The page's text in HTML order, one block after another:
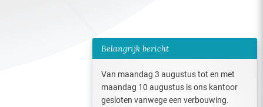
Belangrijk bericht
Van maandag 3 augustus tot en met
maandag 10 augustus is ons kantoor
gesloten vanwege een verbouwing.